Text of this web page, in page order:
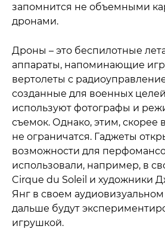
запомнится не объемными
дронами.
Дроны – это беспилотные
аппараты, напоминающие
вертолеты с
созданные для военных
используют фотографы и
съемок. Однако, этим, скорее
не ограничатся. Гаджеты
возможности для
использовали, например, в
Cirque du Soleil и художники
Янг в своем
дальше будут
игрушкой.